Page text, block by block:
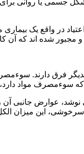
در واقع یک
و مجبور شده اند که آن
فرق دارند.
سوءمصرف مواد
عوارض جانبی
این میزان